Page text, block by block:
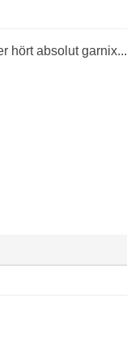
hört absolut garnix...